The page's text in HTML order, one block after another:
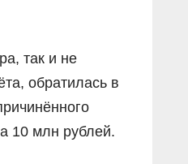
так и не
обратилась в
10 млн рублей.